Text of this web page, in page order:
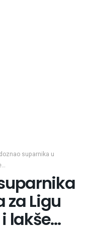
suparnika u
Ligu
lakše…